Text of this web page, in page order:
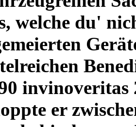
welche du'
invinoveritas
er